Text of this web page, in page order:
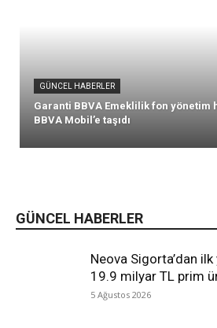
GÜNCEL HABERLER
Neova Sigorta’dan ilk
19.9 milyar TL prim
5 Ağustos 2026
GÜNCEL HABERLER
Garanti BBVA Emeklilik fon
BBVA Mobil’e taşıdı